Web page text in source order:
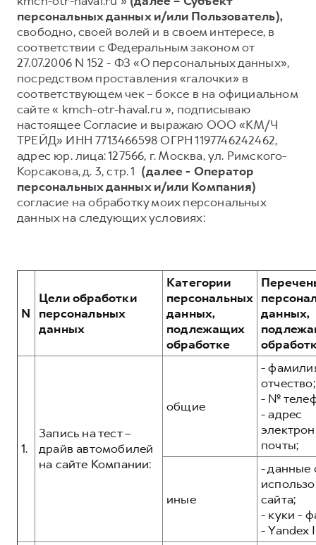
DARGO
от 3 199 000 ₽
DARGO X
от 3 499 000 ₽
от 3 599 000 ₽
POER
от 3 449 000 ₽
Тест-драйв
Трейд-ин
КРЕДИТ И СТРАХОВАНИЕ
Кредитный калькулятор
Страхование
Кредит
КОРПОРАТИВНЫМ КЛИЕНТАМ
Для малого бизнеса
Крупным корпоративным клиентам
Система управления автопарком
Сервис для корпоративных клиентов
Автомобильные аксессуары
Коллекция CITY
Коллекция Базовая
СЕРВИСНОЕ ОБСЛУЖИВАНИЕ
Нулевое ТО
Программа «Помощь на дороге»
Регламенты технического обслуживания
Электронный ПТС
ПОДДЕРЖКА
GWM Безопасность
Гарантия HAVAL
Мобильное приложение GWM
Руководства по эксплуатации
Подписки
АКСЕССУАРЫ HAVAL
Коллекция Детская
О дилере
Наша команда
Контакты
персональных данных и/или Пользователь),
свободно, своей волей и в своем интересе, в
соответствии с Федеральным законом от
27.07.2006 N 152 - ФЗ «О персональных данных»,
посредством проставления «галочки» в
соответствующем чек – боксе в на официальном
сайте « kmch-otr-haval.ru », подписываю
настоящее Согласие и выражаю ООО «КМ/Ч
ТРЕЙД» ИНН 7713466598 ОГРН 1197746242462,
адрес юр. лица: 127566, г. Москва, ул. Римского-
Корсакова, д. 3, стр. 1 (далее - Оператор
персональных данных и/или Компания)
согласие на обработку моих персональных
данных на следующих условиях:
N
Цели обработки
персональных
данных
Категории
персональных
данных,
подлежащих
обработке
данных,
1.
Запись на тест –
драйв автомобилей
на сайте Компании:
общие
-
отчество;
- №
- адрес
почты;
иные
- данные
сайта;
- куки -
- Yandex